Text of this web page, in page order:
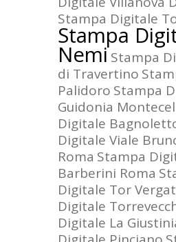
Stampa Digitale
Stampa
NemiStampa
di Travertino
Palidoro Stampa
Guidonia
Digitale
Digitale Viale
Roma Stampa
Barberini Roma
Digitale Tor
Digitale
Digitale La